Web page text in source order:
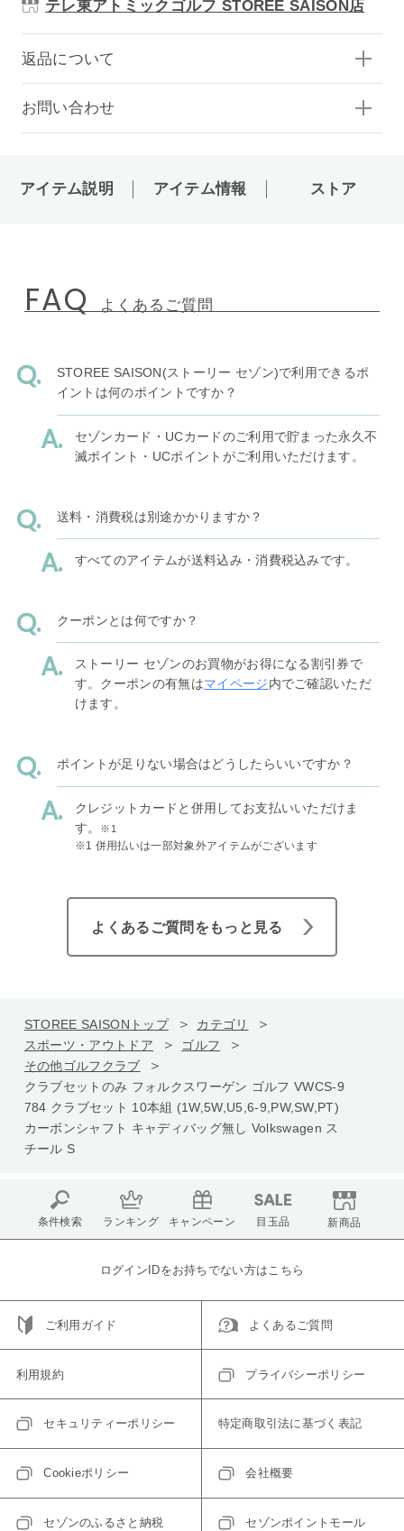
テレ東アトミックゴルフ STOREE SAISON店
返品について
お問い合わせ
アイテム説明 アイテム情報 ストア
FAQ よくあるご質問
STOREE SAISON(ストーリー セゾン)で利用できるポ
イントは何のポイントですか？
セゾンカード・UCカードのご利用で貯まった永久不
滅ポイント・UCポイントがご利用いただけます。
送料・消費税は別途かかりますか？
すべてのアイテムが送料込み・消費税込みです。
クーポンとは何ですか？
ストーリー セゾンのお買物がお得になる割引券で
す。クーポンの有無はマイページ内でご確認いただ
けます。
ポイントが足りない場合はどうしたらいいですか？
クレジットカードと併用してお支払いいただけま
す。
※1
※1 併用払いは一部対象外アイテムがございます
よくあるご質問をもっと見る
STOREE SAISONトップ
カテゴリ
スポーツ・アウトドア
ゴルフ
その他ゴルフクラブ
クラブセットのみ フォルクスワーゲン ゴルフ VWCS-9
784 クラブセット 10本組 (1W,5W,U5,6-9,PW,SW,PT)
カーボンシャフト キャディバッグ無し Volkswagen ス
チール S
条件検索 ランキング キャンペーン 目玉品 新商品
ログインIDをお持ちでない方はこちら
ご利用ガイド よくあるご質問
利用規約 プライバシーポリシー
セキュリティーポリシー 特定商取引法に基づく表記
Cookieポリシー 会社概要
セゾンのふるさと納税 セゾンポイントモール